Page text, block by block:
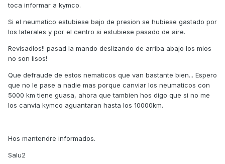
toca informar a kymco.
Si el neumatico estubiese bajo de presion se hubiese gastado por
los laterales y por el centro si estubiese pasado de aire.
Revisadlos!! pasad la mando deslizando de arriba abajo los mios
no son lisos!
Que defraude de estos nematicos que van bastante bien... Espero
que no le pase a nadie mas porque canviar los neumaticos con
5000 km tiene guasa, ahora que tambien hos digo que si no me
los canvia kymco aguantaran hasta los 10000km.
Hos mantendre informados.
Salu2